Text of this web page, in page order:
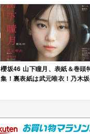
櫻坂46 山下瞳月、表紙＆巻頭
集！裏表紙は武元唯衣！乃木
6月号」本日4/28発売！